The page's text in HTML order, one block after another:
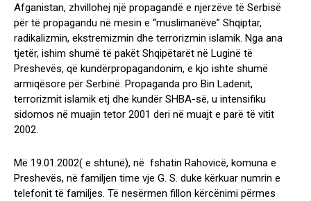
Afganistan, zhvillohej një propagandë e njerzëve të Serbisë
për të propagandu në mesin e “muslimanëve” Shqiptar,
radikalizmin, ekstremizmin dhe terrorizmin islamik. Nga ana
tjetër, ishim shumë të pakët Shqipëtarët në Luginë të
Preshevës, që kundërpropagandonim, e kjo ishte shumë
armiqësore për Serbinë. Propaganda pro Bin Ladenit,
terrorizmit islamik etj dhe kundër SHBA-së, u intensifiku
sidomos në muajin tetor 2001 deri në muajt e parë të vitit
2002.
Më 19.01.2002( e shtunë), në fshatin Rahovicë, komuna e
Preshevës, në familjen time vje G. S. duke kërkuar numrin e
telefonit të familjes. Të nesërmen fillon kërcënimi përmes